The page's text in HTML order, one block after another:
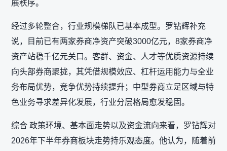
展秩序。
经过多轮整合，行业规模梯队已基本成型。罗钻辉补充
说，目前已有两家券商净资产突破3000亿元，8家券商净
资产站稳千亿元关口。客群、资金、人才等优质资源持续
向头部券商聚拢，其凭借规模效应、杠杆运用能力与全业
务布局优势，竞争优势持续提升；中型券商立足区域与特
色业务寻求差异化发展，行业分层格局愈发稳固。
综合 政策环境、基本面走势以及资金流向来看，罗钻辉对
2026年下半年券商板块走势持乐观态度。他认为，随着前